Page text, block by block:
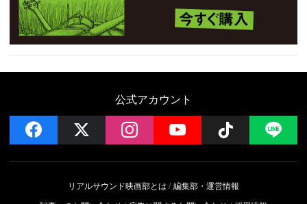
公式アカウント
facebook instagramYouTube Follow
リアルサウンド映画部とは
編集部・運営情報